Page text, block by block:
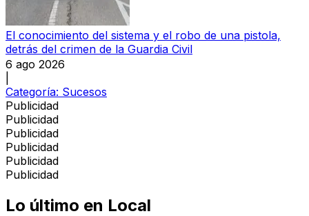
El conocimiento del sistema y el robo de una pistola,
detrás del crimen de la Guardia Civil
6 ago 2026
Categoría: Sucesos
Publicidad
Publicidad
Publicidad
Publicidad
Publicidad
Publicidad
Lo último en Local